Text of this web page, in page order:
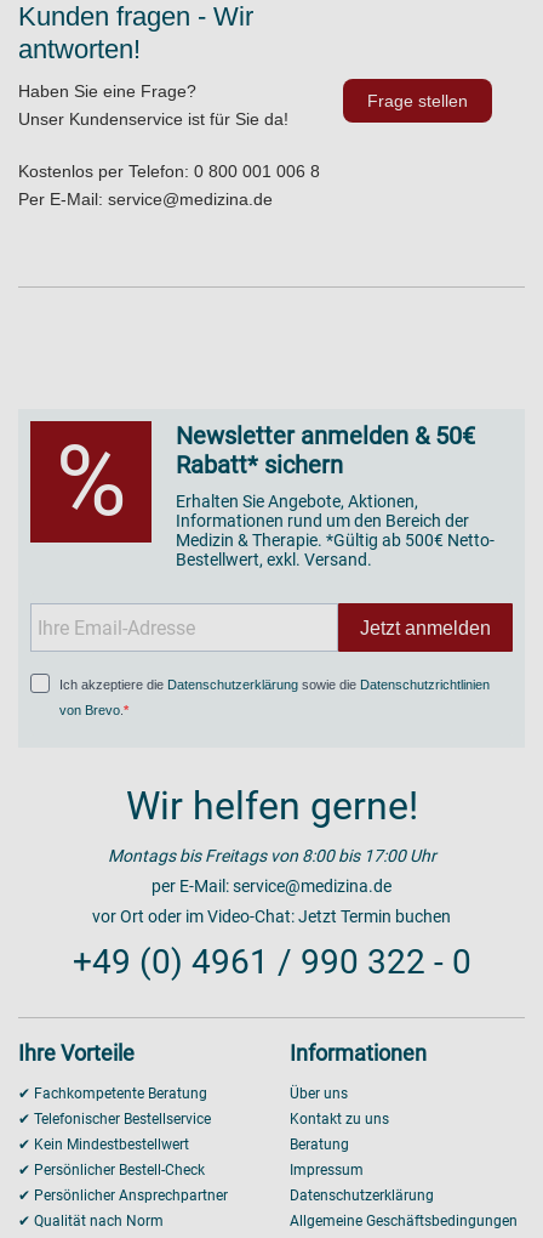
Kunden fragen - Wir
antworten!
Haben Sie eine Frage?
Unser Kundenservice ist für Sie da!
Kostenlos per Telefon: 0 800 001 006 8
Per E-Mail: service@medizina.de
Frage stellen
%
Newsletter anmelden & 50€
Rabatt* sichern
Erhalten Sie Angebote, Aktionen,
Informationen rund um den Bereich der
Medizin & Therapie. *Gültig ab 500€ Netto-
Bestellwert, exkl. Versand.
Jetzt anmelden
Ich akzeptiere die Datenschutzerklärung sowie die Datenschutzrichtlinien
von Brevo
Wir helfen gerne!
Montags bis Freitags von 8:00 bis 17:00 Uhr
per E-Mail:service@medizina.de
vor Ort oder im Video-Chat:Jetzt Termin buchen
+49 (0) 4961 / 990 322 - 0
Ihre Vorteile
✔ Fachkompetente Beratung
✔ Telefonischer Bestellservice
✔ Kein Mindestbestellwert
✔ Persönlicher Bestell-Check
✔ Persönlicher Ansprechpartner
✔ Qualität nach Norm
Informationen
Über uns
Kontakt zu uns
Beratung
Impressum
Datenschutzerklärung
Allgemeine Geschäftsbedingungen